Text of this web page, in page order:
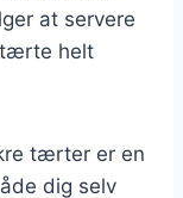
at servere
helt
tærter er en
dig selv